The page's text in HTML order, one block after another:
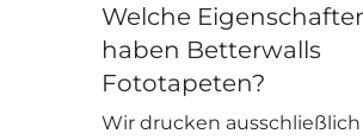
Welche
haben Betterwalls
Fototapeten?
Wir drucken